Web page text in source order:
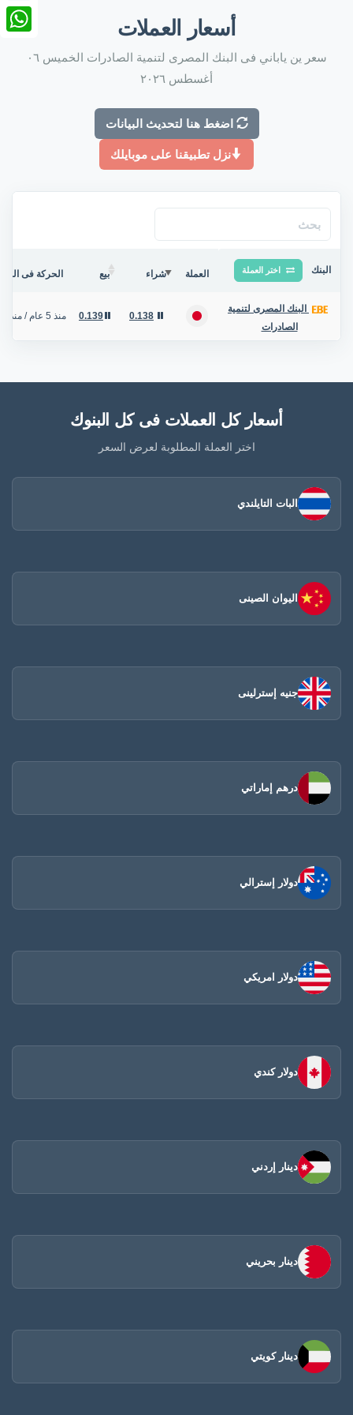
أسعار العملات
سعر ين ياباني فى البنك المصرى لتنمية الصادرات الخميس ٠٦
أغسطس ٢٠٢٦
اضغط هنا لتحديث البيانات
نزل تطبيقنا على موبايلك
البنك اختر العملة العملة شراء بيع الحركة فى
البنك المصرى لتنمية
الصادرات
0.138
0.139 منذ 5 عام /منذ 2 ساعة
أسعار كل العملات فى كل البنوك
اختر العملة المطلوبة لعرض السعر
البات التايلندي
اليوان الصينى​
جنيه إسترلينى
درهم إماراتي
دولار إسترالي
دولار امريكي
دولار كندي
دينار إردني
دينار بحريني
دينار كويتي